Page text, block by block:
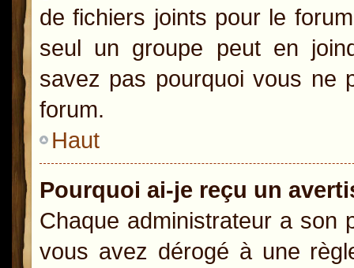
de fichiers joints pour le
seul un groupe peut en
savez pas pourquoi vous ne
forum.
Haut
Pourquoi ai-je reçu un
Chaque administrateur a son
vous avez dérogé à une